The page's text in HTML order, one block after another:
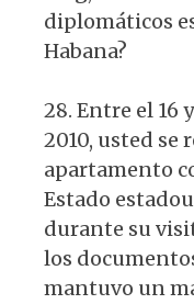
diplomáticos
Habana?
28. Entre el 16
2010, usted se
apartamento
Estado
durante su
los
mantuvo un